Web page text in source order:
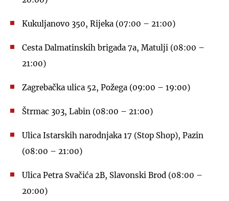
Kukuljanovo 350, Rijeka (07:00 – 21:00)
Cesta Dalmatinskih brigada 7a, Matulji (08:00 –
21:00)
Zagrebačka ulica 52, Požega (09:00 – 19:00)
Štrmac 303, Labin (08:00 – 21:00)
Ulica Istarskih narodnjaka 17 (Stop Shop), Pazin
(08:00 – 21:00)
Ulica Petra Svačića 2B, Slavonski Brod (08:00 –
20:00)